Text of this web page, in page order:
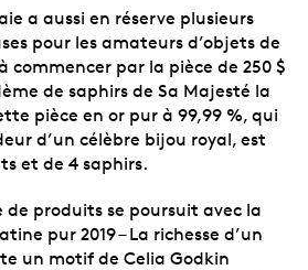
a aussi en réserve plusieurs
pour les amateurs d’objets de
commencer par la pièce de 250 $
de saphirs de Sa Majesté la
pièce en or pur à 99,99 %, qui
d’un célèbre bijou royal, est
et de 4 saphirs.
de produits se poursuit avec la
pur 2019 – La richesse d’un
un motif de Celia Godkin